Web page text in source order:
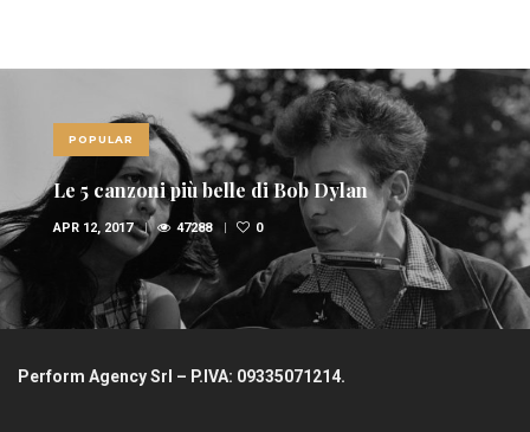
POPULAR
Le 5 canzoni più belle di Bob Dylan
APR 12, 2017 47288 0
Perform Agency Srl – P.IVA: 09335071214.